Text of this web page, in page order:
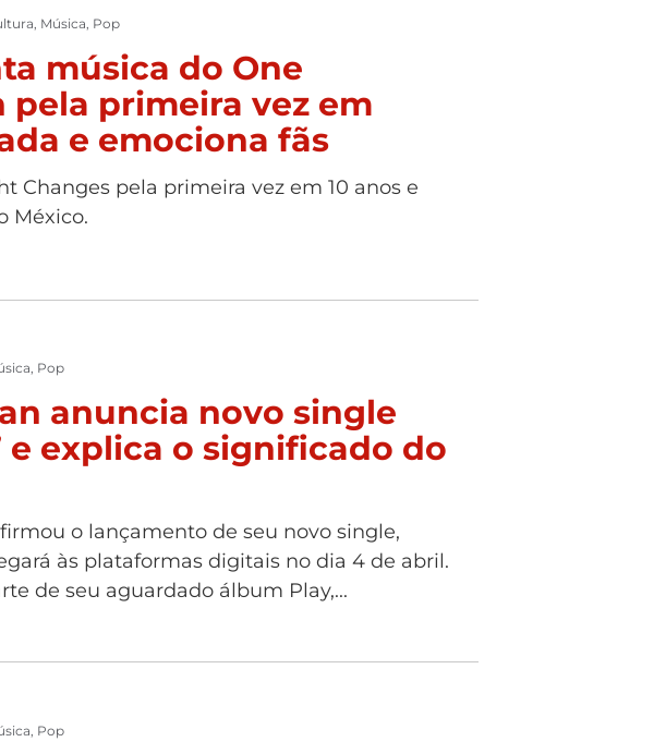
Música Pop
música do One
pela primeira vez em
e emociona fãs
Changes pela primeira vez em 10 anos e
México.
, Pop
anuncia novo single
e explica o significado do
o lançamento de seu novo single,
às plataformas digitais no dia 4 de abril.
de seu aguardado álbum Play,...
, Pop